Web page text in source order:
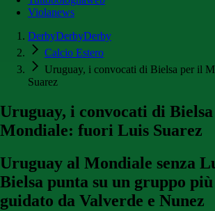
Violanews
DerbyDerbyDerby
Calcio Estero
Uruguay, i convocati di Bielsa per il
Suarez
Uruguay, i convocati di
Mondiale: fuori Luis Suarez
Uruguay al Mondiale senza
Bielsa punta su un gruppo
guidato da Valverde e Nunez